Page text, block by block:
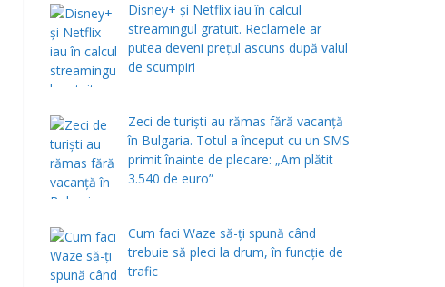
Disney+ și Netflix iau în calcul
streamingul gratuit. Reclamele ar
putea deveni prețul ascuns după valul
de scumpiri
Zeci de turiști au rămas fără vacanță
în Bulgaria. Totul a început cu un SMS
primit înainte de plecare: „Am plătit
3.540 de euro”
Cum faci Waze să-ți spună când
trebuie să pleci la drum, în funcție de
trafic